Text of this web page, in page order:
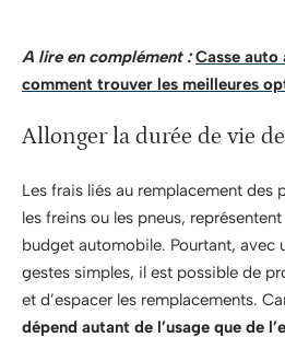
A lire en complément : Casse
comment trouver les meilleures
Allonger la durée de vie
Les frais liés au remplacement des
les freins ou les pneus,
budget automobile. Pourtant, avec
gestes simples, il est possible de
et d’espacer les remplacements.
dépend autant de l’usage que de